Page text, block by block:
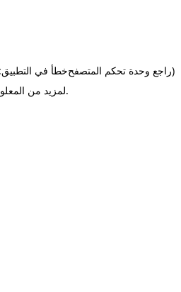
خطأ في(راجع وحدة تحكم المتصفح
لمزيد من.